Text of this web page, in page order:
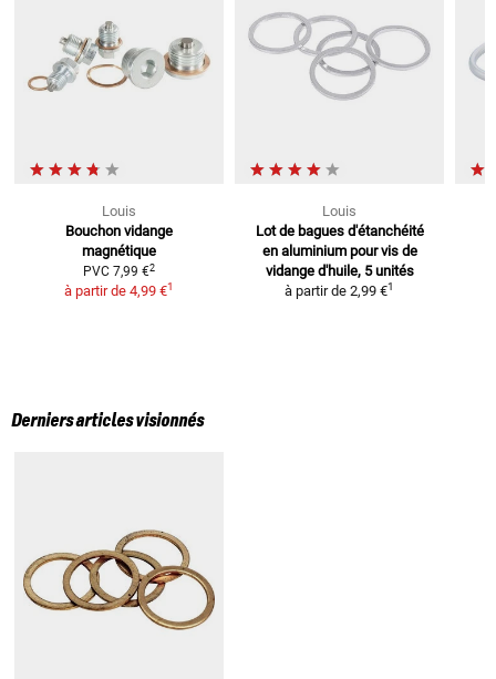
Louis
Bouchon vidange
magnétique
PVC 7,99 €2
à partir de 4,99 €1
Louis
Lot de bagues d'étanchéité
en aluminium pour vis de
vidange d'huile, 5 unités
à partir de 2,99 €1
Derniers articles visionnés